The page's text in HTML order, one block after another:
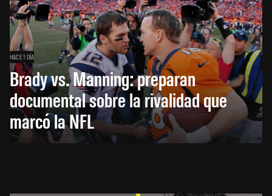
HACE 1 DÍA
Brady vs. Manning: preparan
documental sobre la rivalidad que
marcó la NFL